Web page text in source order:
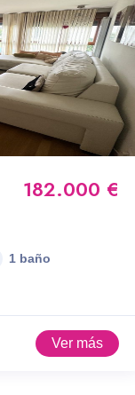
182.000 €
1 baño
Ver más